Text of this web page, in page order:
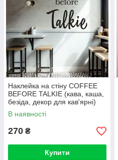
Наклейка на стіну COFFEE
BEFORE TALKIE (кава, каша,
безіда, декор для кав'ярні)
В наявності
270 ₴
Купити